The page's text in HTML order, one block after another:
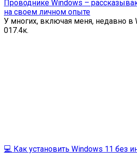
Проводнике Windows –
на своем личном опыте
У многих, включая меня, недавно в
017.4к.
💻 Как установить Windows 11 без